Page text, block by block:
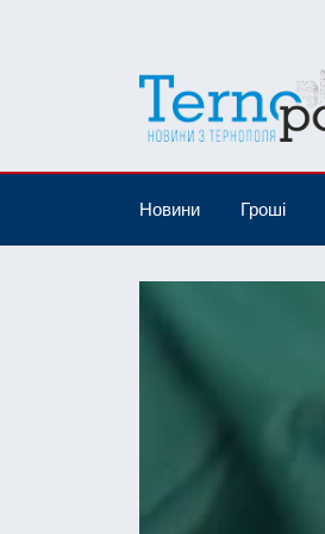
Новини Гроші